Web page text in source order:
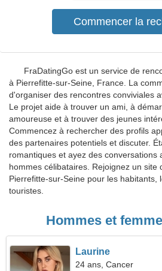
FraDatingGo est un service de
à Pierrefitte-sur-Seine, France. La
d'organiser des rencontres conviviales
Le projet aide à trouver un ami, à
amoureuse et à trouver des jeunes
Commencez à rechercher des profils
des partenaires potentiels et discuter.
romantiques et ayez des conversations
hommes célibataires. Rejoignez un site
Pierrefitte-sur-Seine pour les habitants,
touristes.
Hommes et
Laurine
24 ans, Cancer